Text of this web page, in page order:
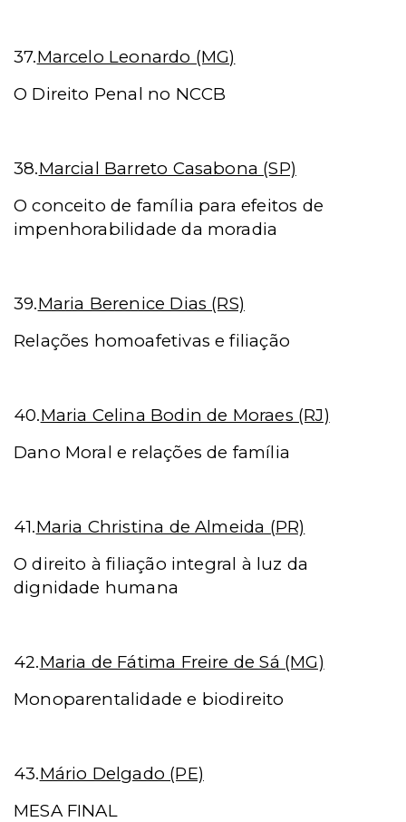
37.Marcelo Leonardo (MG)
O Direito Penal no NCCB
38.Marcial Barreto Casabona (SP)
O conceito de família para efeitos de
impenhorabilidade da moradia
39.Maria Berenice Dias (RS)
Relações homoafetivas e filiação
40.Maria Celina Bodin de Moraes (RJ)
Dano Moral e relações de família
41.Maria Christina de Almeida (PR)
O direito à filiação integral à luz da
dignidade humana
42.Maria de Fátima Freire de Sá (MG)
Monoparentalidade e biodireito
43.Mário Delgado (PE)
MESA FINAL